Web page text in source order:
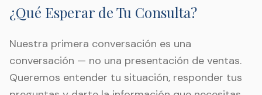
¿Qué Esperar de Tu Consulta?
Nuestra primera conversación es una
conversación — no una presentación de ventas.
Queremos entender tu situación, responder tus